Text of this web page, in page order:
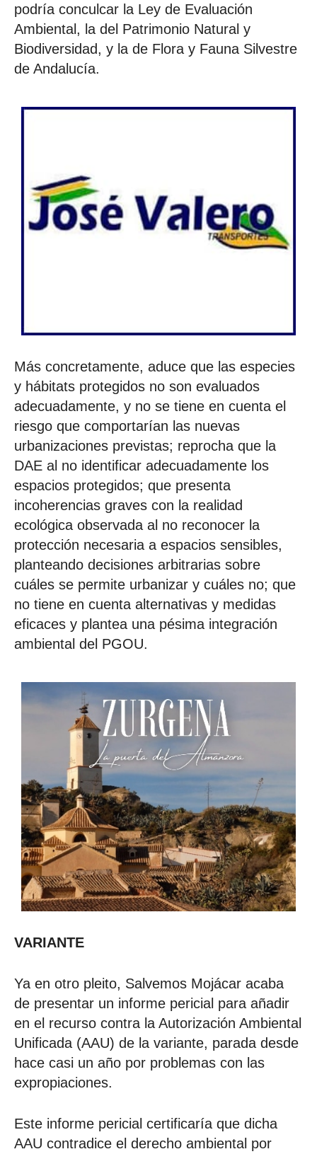
podría conculcar la Ley de Evaluación
Ambiental, la del Patrimonio Natural y
Biodiversidad, y la de Flora y Fauna Silvestre
de Andalucía.
Más concretamente, aduce que las especies
y hábitats protegidos no son evaluados
adecuadamente, y no se tiene en cuenta el
riesgo que comportarían las nuevas
urbanizaciones previstas; reprocha que la
DAE al no identificar adecuadamente los
espacios protegidos; que presenta
incoherencias graves con la realidad
ecológica observada al no reconocer la
protección necesaria a espacios sensibles,
planteando decisiones arbitrarias sobre
cuáles se permite urbanizar y cuáles no; que
no tiene en cuenta alternativas y medidas
eficaces y plantea una pésima integración
ambiental del PGOU.
VARIANTE
Ya en otro pleito, Salvemos Mojácar acaba
de presentar un informe pericial para añadir
en el recurso contra la Autorización Ambiental
Unificada (AAU) de la variante, parada desde
hace casi un año por problemas con las
expropiaciones.
Este informe pericial certificaría que dicha
AAU contradice el derecho ambiental por